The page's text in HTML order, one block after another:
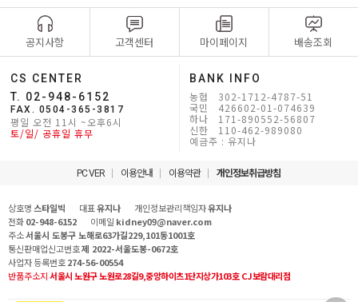
공지사항 고객센터 마이페이지 배송조회
CS CENTER
T. 02-948-6152
FAX. 0504-365-3817
평일 오전 11시 ~오후6시
토/일/ 공휴일 휴무
BANK INFO
농협 302-1712-4787-51
국민 426602-01-074639
하나 171-890552-56807
신한 110-462-989080
예금주 : 유지나
PC VER 이용안내 이용약관 개인정보취급방침
상호명 스타일빅 대표유지나 개인정보관리책임자유지나
전화02-948-6152 이메일 kidney09@naver.com
주소서울시 도봉구 노해로63가길229,101동1001호
통신판매업신고번호제 2022-서울도봉-0672호
사업자 등록번호274-56-00554
반품주소지서울시 노원구 노원로28길9,중앙하이츠1단지상가103호 CJ보람대리점